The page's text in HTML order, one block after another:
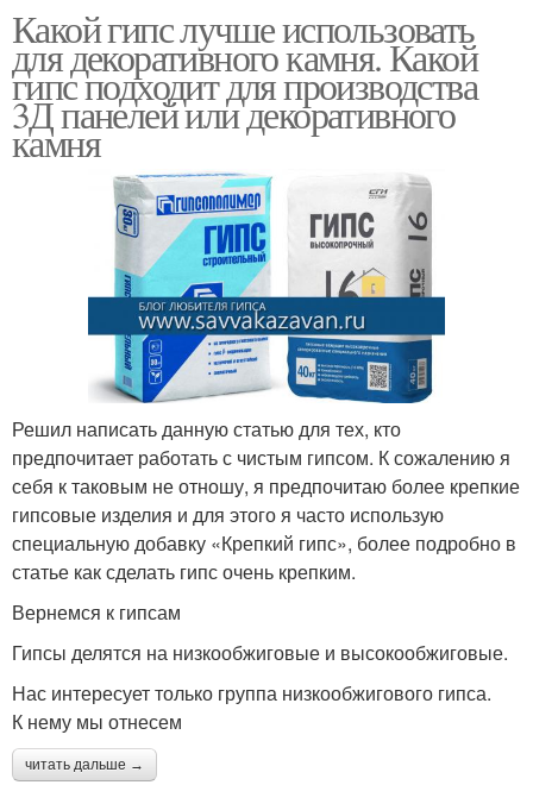
Какой гипс лучше использовать
для декоративного камня. Какой
гипс подходит для производства
3Д панелей или декоративного
камня
Решил написать данную статью для тех, кто
предпочитает работать с чистым гипсом. К сожалению я
себя к таковым не отношу, я предпочитаю более крепкие
гипсовые изделия и для этого я часто использую
специальную добавку «Крепкий гипс», более подробно в
статье как сделать гипс очень крепким.
Вернемся к гипсам
Гипсы делятся на низкообжиговые и высокообжиговые.
Нас интересует только группа низкообжигового гипса.
К нему мы отнесем
читать дальше →